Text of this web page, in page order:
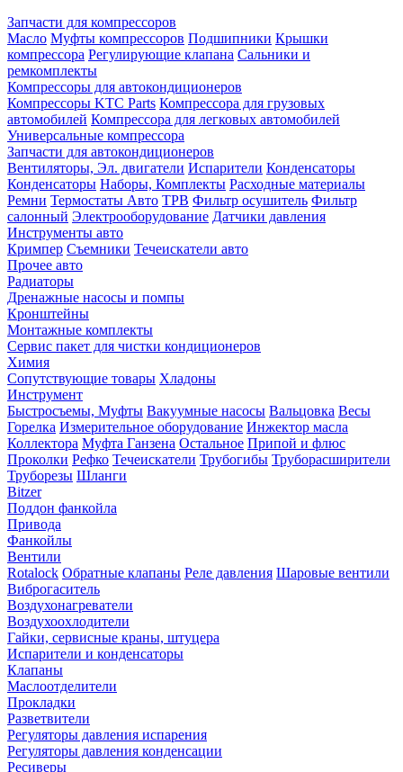
Запчасти для компрессоров
Масло Муфты компрессоров Подшипники Крышки
компрессора Регулирующие клапана Сальники и
ремкомплекты
Компрессоры для автокондиционеров
Компрессоры KTC Parts Компрессора для грузовых
автомобилей Компрессора для легковых автомобилей
Универсальные компрессора
Запчасти для автокондиционеров
Вентиляторы, Эл. двигатели Испарители Конденсаторы
Конденсаторы Наборы, Комплекты Расходные материалы
Ремни Термостаты Авто ТРВ Фильтр осушитель Фильтр
салонный Электрооборудование Датчики давления
Инструменты авто
Кримпер Съемники Течеискатели авто
Прочее авто
Радиаторы
Дренажные насосы и помпы
Кронштейны
Монтажные комплекты
Сервис пакет для чистки кондиционеров
Химия
Сопутствующие товары Хладоны
Инструмент
Быстросъемы, Муфты Вакуумные насосы Вальцовка Весы
Горелка Измерительное оборудование Инжектор масла
Коллектора Муфта Ганзена Остальное Припой и флюс
Проколки Рефко Течеискатели Трубогибы Труборасширители
Труборезы Шланги
Bitzer
Поддон фанкойла
Привода
Фанкойлы
Вентили
Rotalock Обратные клапаны Реле давления Шаровые вентили
Виброгаситель
Воздухонагреватели
Воздухоохлодители
Гайки, сервисные краны, штуцера
Испарители и конденсаторы
Клапаны
Маслоотделители
Прокладки
Разветвители
Регуляторы давления испарения
Регуляторы давления конденсации
Ресиверы